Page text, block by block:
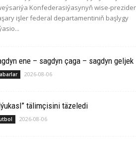
Konfederasiýasynyň wise-
işler federal departamentiniň başlygy
ene – sagdyn çaga – sagdyn geljek
2026-08-06
tälimçisini täzeledi
2026-08-06